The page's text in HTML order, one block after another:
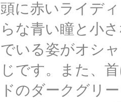
頭に赤いライデ
らな青い瞳と小
でいる姿がオシ
じです。また、
ドのダークグリ